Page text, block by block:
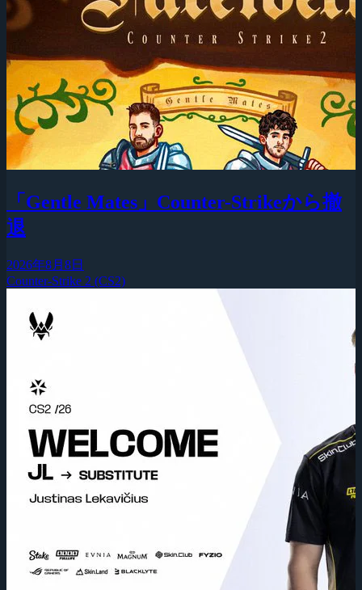
「Gentle Mates」Counter-Strikeから撤
退
2026年8月8日
Counter-Strike 2 (CS2)